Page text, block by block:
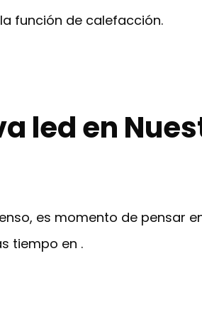
función de calefacción.
led en
es momento de pensar
tiempo en .